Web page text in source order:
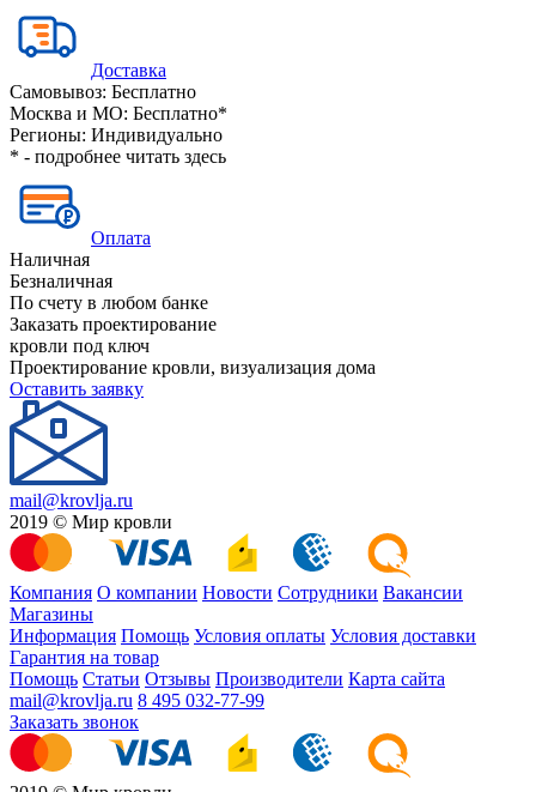
Доставка
Самовывоз: Бесплатно
Москва и МО: Бесплатно*
Регионы: Индивидуально
* - подробнее читать здесь
Оплата
Наличная
Безналичная
По счету в любом банке
Заказать проектирование
кровли под ключ
Проектирование кровли, визуализация дома
Оставить заявку
mail@krovlja.ru
2019 © Мир кровли
Компания О компании Новости Сотрудники Вакансии
Магазины
Информация Помощь Условия оплаты Условия доставки
Гарантия на товар
Помощь Статьи Отзывы Производители Карта сайта
mail@krovlja.ru 8 495 032-77-99
Заказать звонок